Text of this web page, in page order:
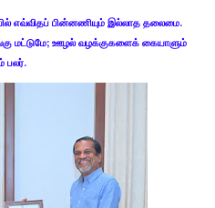
எவ்விதப் பின்னணியும் இல்லாத தலைமை.
மட்டுமே; ஊழல் வழக்குகளைக் கையாளும்
பலர்.